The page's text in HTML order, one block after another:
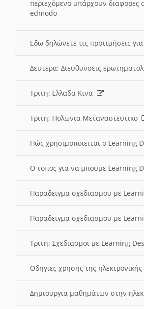
περιεχόμενο υπάρχουν διαφορες
edmodo
Εδω δηλώνετε τις προτιμήσεις για
Δευτερα: Διευθυνσεις
Τριτη: Ελλαδα Κινα
Τριτη: Πολωνια Μεταναστευτικο
Πώς χρησιμοποιειται ο Learning
O τοπος για να μπουμε Learning
Παραδειγμα σχεδιασμου με
Παραδειγμα σχεδιασμου με
Τριτη: Σχεδιασμοι με Learning
Οδηγιες χρησης της
Δημιουργια μαθημάτων στην